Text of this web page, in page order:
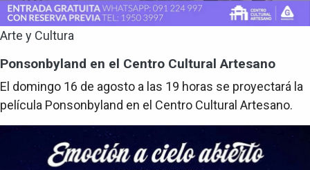
Arte y Cultura
Ponsonbyland en el Centro Cultural Artesano
El domingo 16 de agosto a las 19 horas se proyectará la
película Ponsonbyland en el Centro Cultural Artesano.